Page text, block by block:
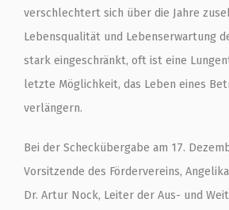
verschlechtert sich über die Jahre
Lebensqualität und Lebenserwartung
stark eingeschränkt, oft ist eine
letzte Möglichkeit, das Leben eines
verlängern.
Bei der Scheckübergabe am 17.
Vorsitzende des Fördervereins,
Dr. Artur Nock, Leiter der Aus- und